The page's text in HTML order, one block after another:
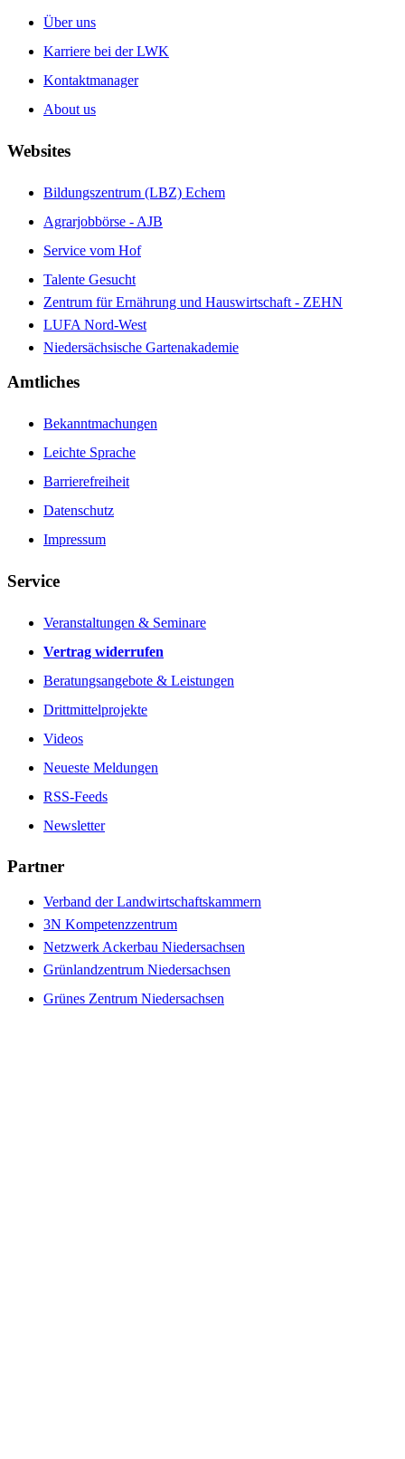
Über uns
Karriere bei der LWK
Kontaktmanager
About us
Websites
Bildungszentrum (LBZ) Echem
Agrarjobbörse - AJB
Service vom Hof
Talente Gesucht
Zentrum für Ernährung und Hauswirtschaft - ZEHN
LUFA Nord-West
Niedersächsische Gartenakademie
Amtliches
Bekanntmachungen
Leichte Sprache
Barrierefreiheit
Datenschutz
Impressum
Service
Veranstaltungen & Seminare
Vertrag widerrufen
Beratungsangebote & Leistungen
Drittmittelprojekte
Videos
Neueste Meldungen
RSS-Feeds
Newsletter
Partner
Verband der Landwirtschaftskammern
3N Kompetenzzentrum
Netzwerk Ackerbau Niedersachsen
Grünlandzentrum Niedersachsen
Grünes Zentrum Niedersachsen